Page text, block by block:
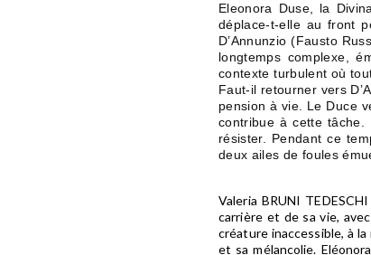
Eleonora Duse, la
déplace-t-elle au front
D’Annunzio (Fausto
longtemps complexe,
contexte turbulent où
Faut-il retourner vers
pension à vie. Le Duce
contribue à cette tâche.
résister. Pendant ce
deux ailes de foules
Valeria BRUNI
carrière et de sa vie,
créature inaccessible, à
et sa mélancolie.